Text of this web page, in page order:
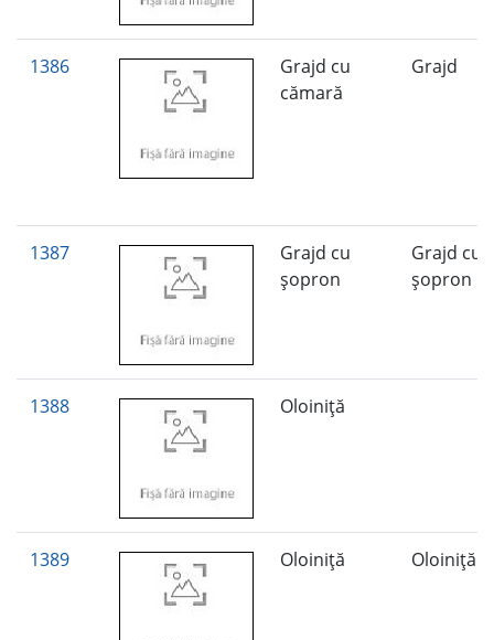
1386
Grajd cu
cămară
Grajd
1387
Grajd cu
şopron
Grajd cu
şopron
1388 Oloiniţă
1389 Oloiniţă Oloiniţă